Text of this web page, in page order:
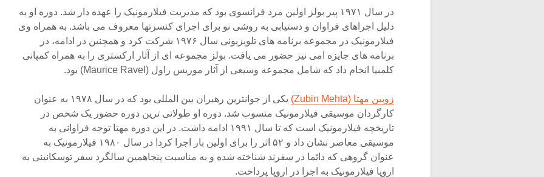
در سال ۱۹۷۱ پیر بولز اولین مرد فرانسوی بود که مدیریت فیلارمونیک را عهده دار شد. دوره او به
دلیل اجراهای فراوان و دستیابی به روشی نو برای اجرای کنسرتها معروف می باشد. به همراه وی
فیلارمونیک در مجموعه برنامه های تلویزیونی سال ۱۹۷۶ شرکت کرد و همچنین در ادامه، در
برنامه های جایزه امی نیز حضور می یافت. بولز مجموعه ای از آثار ارکستری را به همراه کمپانی
کلمبیا انجام داد که شامل مجموعه وسیعی از آثار موریس راول (Maurice Ravel) بود.
زوبین مهتا (Zubin Mehta)
یکی از جوانترین رهبران بین المللی بود که در سال ۱۹۷۸ به عنوان
کارگردان موسیقی فیلارمونیک منسوب شد. دوره او طولانی ترین دوره حضور یک شخص در
تاریخچه فیلارمونیک است که تا سال ۱۹۹۱ ادامه داشت. در این دوره مهتا توجه فراوانی به
موسیقی معاصر نشان داد و ۵۲ اثر را برای اولین بار اجرا کرد! در سال ۱۹۸۰ فیلارمونیک به
عنوان گروهی که دائما در سفرند شناخته شده و به مناسبت پنجاهمین سالگرد سفر توسکانینی به
اروپا فیلارمونیک به اجرا در اروپا پرداخت.